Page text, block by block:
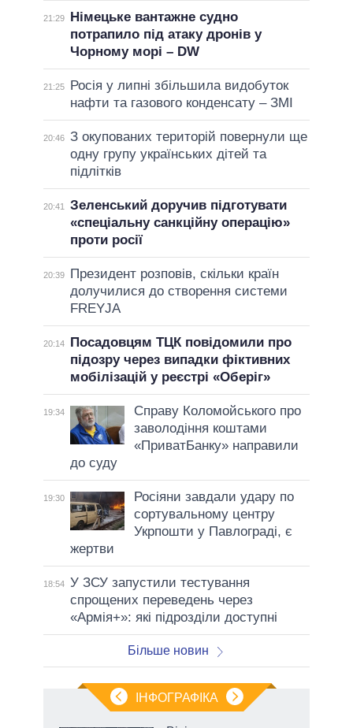
21:29
Німецьке вантажне судно
потрапило під атаку дронів у
Чорному морі – DW
21:25
Росія у липні збільшила видобуток
нафти та газового конденсату – ЗМІ
20:46 З окупованих територій повернули ще
одну групу українських дітей та
підлітків
20:41
Зеленський доручив підготувати
«спеціальну санкційну операцію»
проти росії
20:39
Президент розповів, скільки країн
долучилися до створення системи
FREYJA
20:14
Посадовцям ТЦК повідомили про
підозру через випадки фіктивних
мобілізацій у реєстрі «Оберіг»
19:34
Справу Коломойського про
заволодіння коштами
«ПриватБанку» направили
до суду
19:30
Росіяни завдали удару по
сортувальному центру
Укрпошти у Павлограді, є
жертви
18:54 У ЗСУ запустили тестування
спрощених переведень через
«Армія+»: які підрозділи доступні
Більше новин
ІНФОГРАФІКА